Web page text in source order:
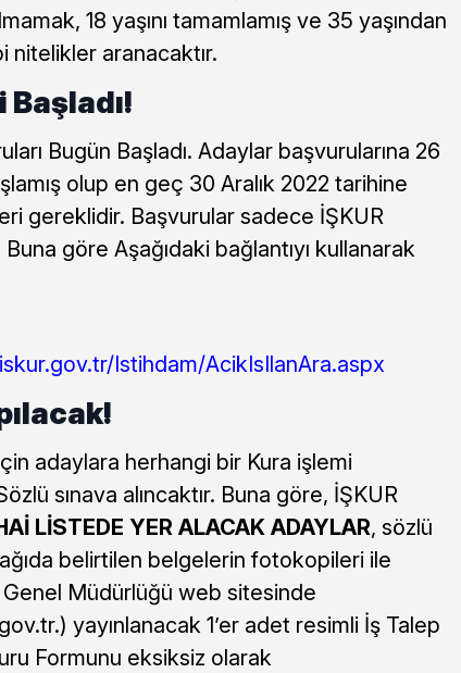
18 yaşını tamamlamış ve 35 yaşından
nitelikler aranacaktır.
Bugün Başladı. Adaylar başvurularına 26
olup en geç 30 Aralık 2022 tarihine
gereklidir. Başvurular sadece İŞKUR
göre Aşağıdaki bağlantıyı kullanarak
Istihdam/AcikIsIlanAra.aspx
adaylara herhangi bir Kura işlemi
sınava alıncaktır. Buna göre, İŞKUR
LİSTEDE YER ALACAK ADAYLAR, sözlü
belirtilen belgelerin fotokopileri ile
Genel Müdürlüğü web sitesinde
yayınlanacak 1’er adet resimli İş Talep
Formunu eksiksiz olarak